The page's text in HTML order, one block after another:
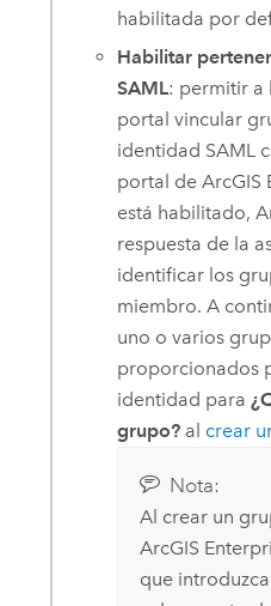
habilitada por
Habilitar
SAML: permitir a
portal vincular
identidad SAML
portal deArcGIS
está habilitado,
respuesta de la
identificar los
miembro. A
uno o varios
proporcionados
identidad para
grupo? al crear
Nota:
Al crear un
ArcGIS
que